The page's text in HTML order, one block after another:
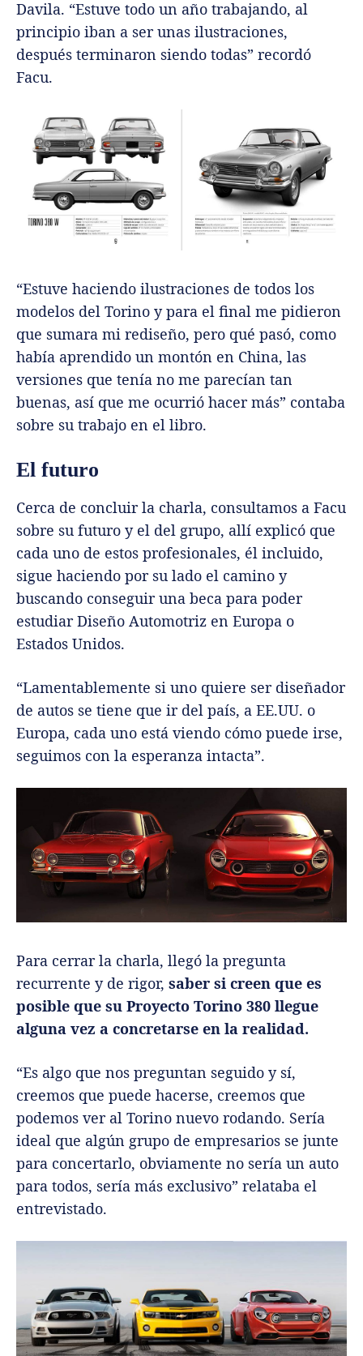
Davila. “Estuve todo un año trabajando, al
principio iban a ser unas ilustraciones,
después terminaron siendo todas” recordó
Facu.
“Estuve haciendo ilustraciones de todos los
modelos del Torino y para el final me pidieron
que sumara mi rediseño, pero qué pasó, como
había aprendido un montón en China, las
versiones que tenía no me parecían tan
buenas, así que me ocurrió hacer más” contaba
sobre su trabajo en el libro.
El futuro
Cerca de concluir la charla, consultamos a Facu
sobre su futuro y el del grupo, allí explicó que
cada uno de estos profesionales, él incluido,
sigue haciendo por su lado el camino y
buscando conseguir una beca para poder
estudiar Diseño Automotriz en Europa o
Estados Unidos.
“Lamentablemente si uno quiere ser diseñador
de autos se tiene que ir del país, a EE.UU. o
Europa, cada uno está viendo cómo puede irse,
seguimos con la esperanza intacta”.
Para cerrar la charla, llegó la pregunta
recurrente y de rigor, saber si creen que es
posible que su Proyecto Torino 380 llegue
alguna vez a concretarse en la realidad.
“Es algo que nos preguntan seguido y sí,
creemos que puede hacerse, creemos que
podemos ver al Torino nuevo rodando. Sería
ideal que algún grupo de empresarios se junte
para concertarlo, obviamente no sería un auto
para todos, sería más exclusivo” relataba el
entrevistado.